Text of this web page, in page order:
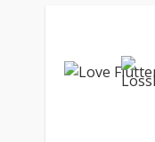
AFASTAなど新旧の
音楽・クラブシーン